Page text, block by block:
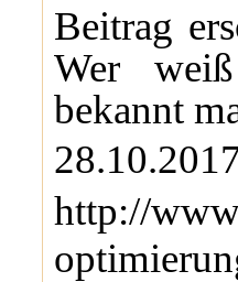
Beitrag
Wer
bekannt
http://